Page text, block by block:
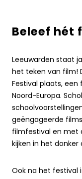
Beleef
Leeuwarden staat
het teken van film!
Festival plaats,
Noord-Europa.
geëngageerde
filmfestival en met
kijken in het
Ook na het festival